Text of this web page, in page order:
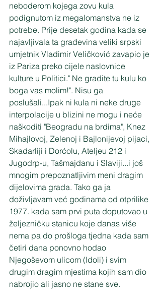
neboderom kojega zovu kula
podignutom iz megalomanstva ne iz
potrebe. Prije desetak godina kada se
najavljivala ta građevina veliki srpski
umjetnik Vladimir Veličković zavapio je
iz Pariza preko cijele naslovnice
kulture u Politici." Ne gradite tu kulu ko
boga vas molim!". Nisu ga
poslušali...Ipak ni kula ni neke druge
interpolacije u blizini ne mogu i neće
naškoditi "Beogradu na brdima", Knez
Mihajlovoj, Zelenoj i Bajlonijevoj pijaci,
Skadarliji i Dorćolu, Ateljeu 212 i
Jugodrp-u, Tašmajdanu i Slaviji...i još
mnogim prepoznatljivim meni dragim
dijelovima grada. Tako ga ja
doživljavam već godinama od otprilike
1977. kada sam prvi puta doputovao u
željezničku stanicu koje danas više
nema pa do prošloga tjedna kada sam
četiri dana ponovno hodao
Njegoševom ulicom (Idoli) i svim
drugim dragim mjestima kojih sam dio
nabrojio ali jasno ne stane sve.